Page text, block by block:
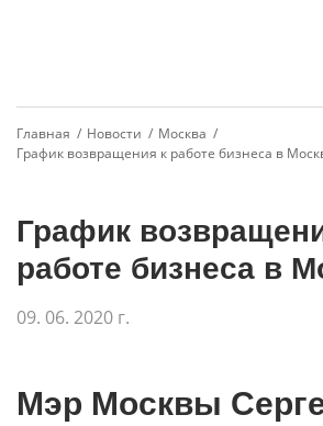
Главная / Новости / Москва /
График возвращения к работе бизнеса в
График
работе бизнеса в
09. 06. 2020 г.
Мэр Москвы